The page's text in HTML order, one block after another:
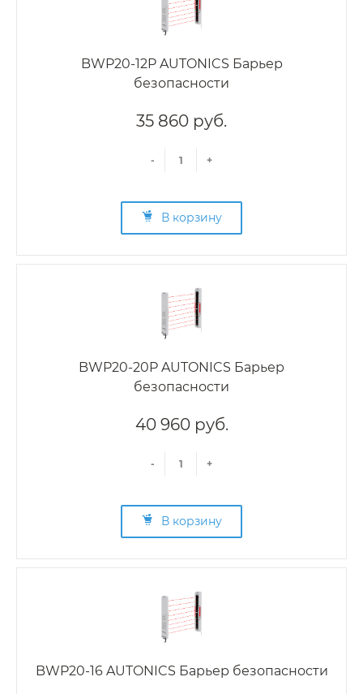
BWP20-12P AUTONICS Барьер
безопасности
35 860 руб.
- +
В корзину
BWP20-20P AUTONICS Барьер
безопасности
40 960 руб.
- +
В корзину
BWP20-16 AUTONICS Барьер безопасности